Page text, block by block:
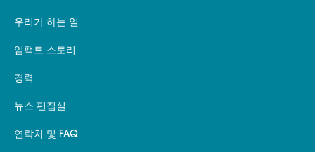
우리가 하는 일
임팩트 스토리
경력
뉴스 편집실
연락처 및 FAQ